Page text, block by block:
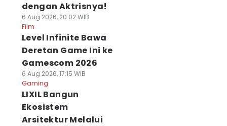
dengan Aktrisnya!
6 Aug 2026, 20:02 WIB
Film
Level Infinite Bawa
Deretan Game Ini ke
Gamescom 2026
6 Aug 2026, 17:15 WIB
Gaming
LIXIL Bangun
Ekosistem
Arsitektur Melalui